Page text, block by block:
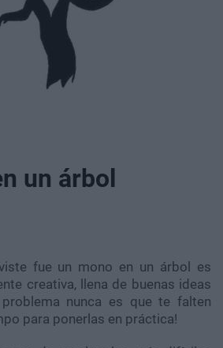
un árbol
fue un mono en un árbol es
creativa, llena de buenas ideas
nunca es que te falten
para ponerlas en práctica!